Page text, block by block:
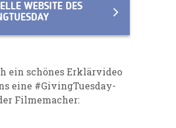
WEBSITE DES
ein schönes Erklärvideo
eine #GivingTuesday-
Filmemacher: